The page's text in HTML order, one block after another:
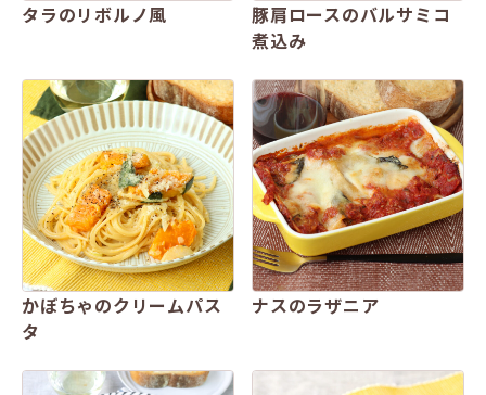
タラのリボルノ風
豚肩ロースのバルサミコ
煮込み
かぼちゃのクリームパス
タ
ナスのラザニア